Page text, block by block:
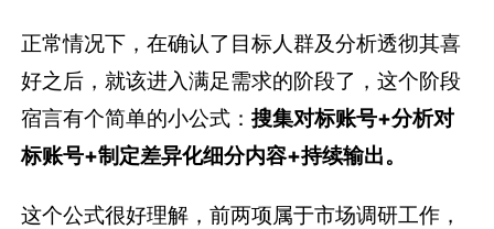
正常情况下，在确认了目标人群及分析透彻其喜
好之后，就该进入满足需求的阶段了，这个阶段
宿言有个简单的小公式：搜集对标账号+分析对
标账号+制定差异化细分内容+持续输出。
这个公式很好理解，前两项属于市场调研工作，